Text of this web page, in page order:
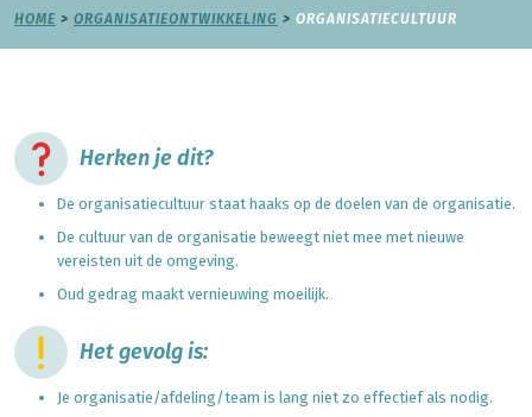
HOME > ORGANISATIEONTWIKKELING > ORGANISATIECULTUUR
Herken je dit?
De organisatiecultuurstaat haaks op de doelen van de organisatie.
De cultuur van de organisatie beweegt niet mee met nieuwe
vereisten uit de omgeving.
Oud gedrag maakt vernieuwing moeilijk.
Het gevolg is:
Je organisatie/afdeling/team is lang niet zo effectief als nodig.